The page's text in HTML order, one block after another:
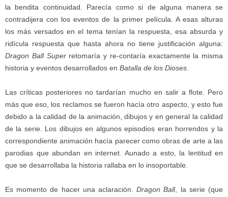
la bendita continuidad. Parecía como si de alguna manera se
contradijera con los eventos de la primer película. A esas alturas
los más versados en el tema tenían la respuesta, esa absurda y
ridícula respuesta que hasta ahora no tiene justificación alguna:
Dragon Ball Superretomaría y re-contaría exactamente la misma
historia y eventos desarrollados en Batalla de los Dioses
Las críticas posteriores no tardarían mucho en salir a flote. Pero
más que eso, los reclamos se fueron hacía otro aspecto, y esto fue
debido a la calidad de la animación, dibujos y en general la calidad
de la serie. Los dibujos en algunos episodios eran horrendos y la
correspondiente animación hacía parecer como obras de arte a las
parodias que abundan en internet. Aunado a esto, la lentitud en
que se desarrollaba la historia rallaba en lo insoportable.
Es momento de hacer una aclaración.Dragon Ball, la serie (que